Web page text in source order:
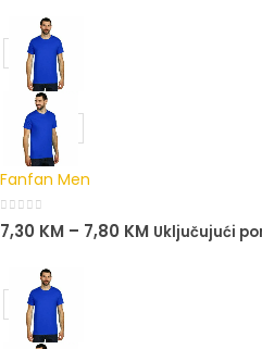
Fanfan Men
0out of 5
7,30 KM – 7,80 KM Uključujući